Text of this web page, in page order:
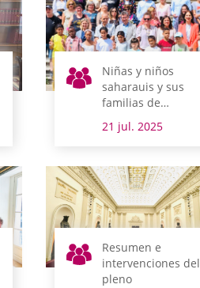
Niñas y niños
saharauis y sus
familias de
acogida, recibidos
en el salón de
21 jul. 2025
Resumen e
intervenciones del
pleno